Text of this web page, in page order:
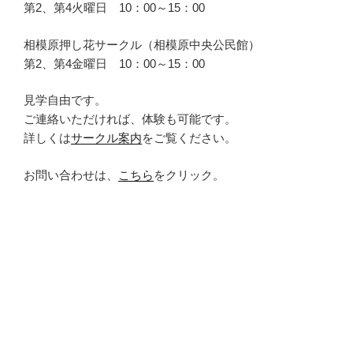
第2、第4火曜日 10：00～15：00
相模原押し花サークル（相模原中央公民館）
第2、第4金曜日 10：00～15：00
見学自由です。
ご連絡いただければ、体験も可能です。
詳しくはサークル案内をご覧ください。
お問い合わせは、 こちら をクリック。